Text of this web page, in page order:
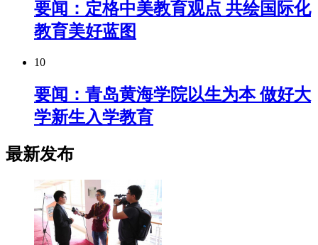
要闻：定格中美教育观点 共绘国际化
教育美好蓝图
10
要闻：青岛黄海学院以生为本 做好大
学新生入学教育
最新发布